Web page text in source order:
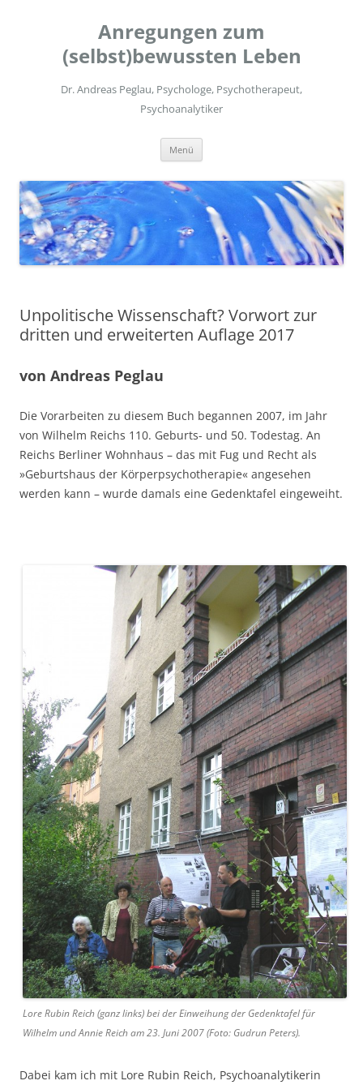
Anregungen zum
(selbst)bewussten Leben
Dr. Andreas Peglau, Psychologe, Psychotherapeut,
Psychoanalytiker
Menü
Unpolitische Wissenschaft? Vorwort zur
dritten und erweiterten Auflage 2017
von Andreas Peglau
Die Vorarbeiten zu diesem Buch begannen 2007, im Jahr
von Wilhelm Reichs 110. Geburts- und 50. Todestag. An
Reichs Berliner Wohnhaus – das mit Fug und Recht als
»Geburtshaus der Körperpsychotherapie« angesehen
werden kann – wurde damals eine Gedenktafel eingeweiht.
Lore Rubin Reich (ganz links) bei der Einweihung der Gedenktafel für
Wilhelm und Annie Reich am 23. Juni 2007 (Foto: Gudrun Peters).
Dabei kam ich mit Lore Rubin Reich, Psychoanalytikerin